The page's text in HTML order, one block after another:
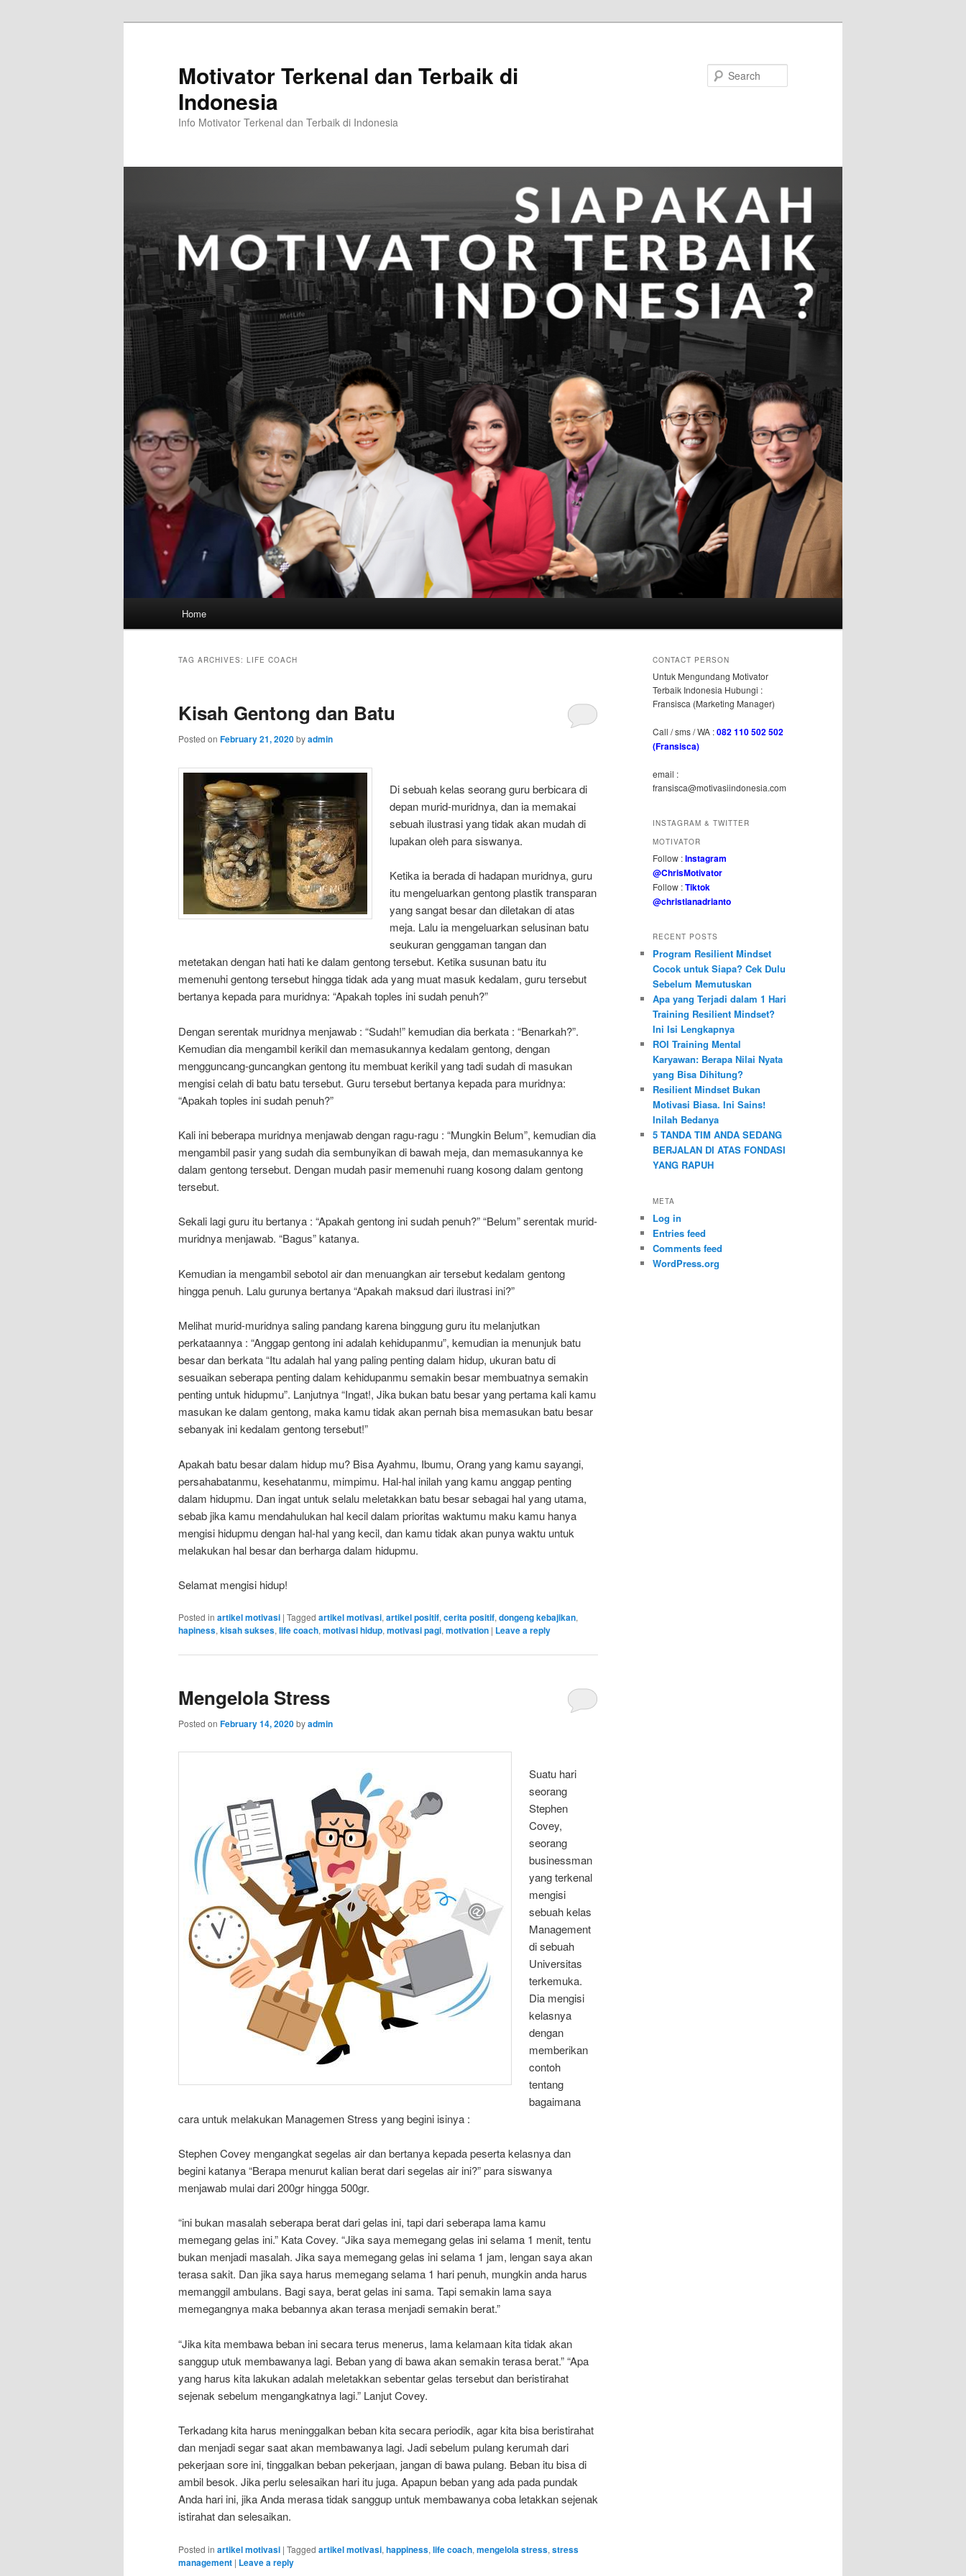
Motivator Terkenal dan Terbaik di
Indonesia
Info Motivator Terkenal dan Terbaik di Indonesia
Home
TAG ARCHIVES: LIFE COACH
Kisah Gentong dan Batu
Posted on February 21, 2020byadmin
Di sebuah kelas seorang guru berbicara di
depan murid-muridnya, dan ia memakai
sebuah ilustrasi yang tidak akan mudah di
lupakan oleh para siswanya.
Ketika ia berada di hadapan muridnya, guru
itu mengeluarkan gentong plastik transparan
yang sangat besar dan diletakan di atas
meja. Lalu ia mengeluarkan selusinan batu
seukuran genggaman tangan dan
metetakan dengan hati hati ke dalam gentong tersebut. Ketika susunan batu itu
memenuhi gentong tersebut hingga tidak ada yang muat masuk kedalam, guru tersebut
bertanya kepada para muridnya: “Apakah toples ini sudah penuh?”
Dengan serentak muridnya menjawab : “Sudah!” kemudian dia berkata : “Benarkah?”.
Kemudian dia mengambil kerikil dan memasukannya kedalam gentong, dengan
mengguncang-guncangkan gentong itu membuat kerikil yang tadi sudah di masukan
mengisi celah di batu batu tersebut. Guru tersebut bertanya kepada para muridnya:
“Apakah toples ini sudah penuh?”
Kali ini beberapa muridnya menjawab dengan ragu-ragu : “Mungkin Belum”, kemudian dia
mengambil pasir yang sudah dia sembunyikan di bawah meja, dan memasukannya ke
dalam gentong tersebut. Dengan mudah pasir memenuhi ruang kosong dalam gentong
tersebut.
Sekali lagi guru itu bertanya : “Apakah gentong ini sudah penuh?” “Belum” serentak murid-
muridnya menjawab. “Bagus” katanya.
Kemudian ia mengambil sebotol air dan menuangkan air tersebut kedalam gentong
hingga penuh. Lalu gurunya bertanya “Apakah maksud dari ilustrasi ini?”
Melihat murid-muridnya saling pandang karena binggung guru itu melanjutkan
perkataannya : “Anggap gentong ini adalah kehidupanmu”, kemudian ia menunjuk batu
besar dan berkata “Itu adalah hal yang paling penting dalam hidup, ukuran batu di
sesuaikan seberapa penting dalam kehidupanmu semakin besar membuatnya semakin
penting untuk hidupmu”. Lanjutnya “Ingat!, Jika bukan batu besar yang pertama kali kamu
masukan ke dalam gentong, maka kamu tidak akan pernah bisa memasukan batu besar
sebanyak ini kedalam gentong tersebut!”
Apakah batu besar dalam hidup mu? Bisa Ayahmu, Ibumu, Orang yang kamu sayangi,
persahabatanmu, kesehatanmu, mimpimu. Hal-hal inilah yang kamu anggap penting
dalam hidupmu. Dan ingat untuk selalu meletakkan batu besar sebagai hal yang utama,
sebab jika kamu mendahulukan hal kecil dalam prioritas waktumu maku kamu hanya
mengisi hidupmu dengan hal-hal yang kecil, dan kamu tidak akan punya waktu untuk
melakukan hal besar dan berharga dalam hidupmu.
Selamat mengisi hidup!
Posted in artikel motivasi | Tagged artikel motivasi, artikel positif, cerita positif, dongeng kebajikan,
hapiness, kisah sukses, life coach, motivasi hidup, motivasi pagi, motivation | Leave a reply
Mengelola Stress
Posted on February 14, 2020byadmin
Suatu hari
seorang
Stephen
Covey,
seorang
businessman
yang terkenal
mengisi
sebuah kelas
Management
di sebuah
Universitas
terkemuka.
Dia mengisi
kelasnya
dengan
memberikan
contoh
tentang
bagaimana
cara untuk melakukan Managemen Stress yang begini isinya :
Stephen Covey mengangkat segelas air dan bertanya kepada peserta kelasnya dan
begini katanya “Berapa menurut kalian berat dari segelas air ini?” para siswanya
menjawab mulai dari 200gr hingga 500gr.
“ini bukan masalah seberapa berat dari gelas ini, tapi dari seberapa lama kamu
memegang gelas ini.” Kata Covey. “Jika saya memegang gelas ini selama 1 menit, tentu
bukan menjadi masalah. Jika saya memegang gelas ini selama 1 jam, lengan saya akan
terasa sakit. Dan jika saya harus memegang selama 1 hari penuh, mungkin anda harus
memanggil ambulans. Bagi saya, berat gelas ini sama. Tapi semakin lama saya
memegangnya maka bebannya akan terasa menjadi semakin berat.”
“Jika kita membawa beban ini secara terus menerus, lama kelamaan kita tidak akan
sanggup utuk membawanya lagi. Beban yang di bawa akan semakin terasa berat.” “Apa
yang harus kita lakukan adalah meletakkan sebentar gelas tersebut dan beristirahat
sejenak sebelum mengangkatnya lagi.” Lanjut Covey.
Terkadang kita harus meninggalkan beban kita secara periodik, agar kita bisa beristirahat
dan menjadi segar saat akan membawanya lagi. Jadi sebelum pulang kerumah dari
pekerjaan sore ini, tinggalkan beban pekerjaan, jangan di bawa pulang. Beban itu bisa di
ambil besok. Jika perlu selesaikan hari itu juga. Apapun beban yang ada pada pundak
Anda hari ini, jika Anda merasa tidak sanggup untuk membawanya coba letakkan sejenak
istirahat dan selesaikan.
Posted in artikel motivasi | Tagged artikel motivasi, happiness, life coach, mengelola stress, stress
management | Leave a reply
CONTACT PERSON
Untuk Mengundang Motivator
Terbaik Indonesia Hubungi :
Fransisca (Marketing Manager)
Call / sms / WA :082 110 502 502
(Fransisca)
email :
fransisca@motivasiindonesia.com
INSTAGRAM & TWITTER
MOTIVATOR
Follow :Instagram
@ChrisMotivator
Follow :Tiktok
@christianadrianto
RECENT POSTS
Program Resilient Mindset
Cocok untuk Siapa? Cek Dulu
Sebelum Memutuskan
Apa yang Terjadi dalam 1 Hari
Training Resilient Mindset?
Ini Isi Lengkapnya
ROI Training Mental
Karyawan: Berapa Nilai Nyata
yang Bisa Dihitung?
Resilient Mindset Bukan
Motivasi Biasa. Ini Sains!
Inilah Bedanya
5 TANDA TIM ANDA SEDANG
BERJALAN DI ATAS FONDASI
YANG RAPUH
META
Log in
Entries feed
Comments feed
WordPress.org